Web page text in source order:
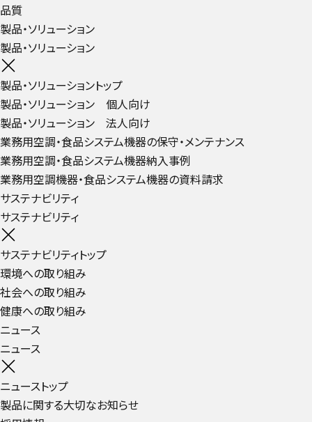
品質
製品・ソリューション
製品・ソリューション
製品・ソリューショントップ
製品・ソリューション 個人向け
製品・ソリューション 法人向け
業務用空調・食品システム機器の保守・メンテナンス
業務用空調・食品システム機器納入事例
業務用空調機器・食品システム機器の資料請求
サステナビリティ
サステナビリティ
サステナビリティトップ
環境への取り組み
社会への取り組み
健康への取り組み
ニュース
ニュース
ニューストップ
製品に関する大切なお知らせ